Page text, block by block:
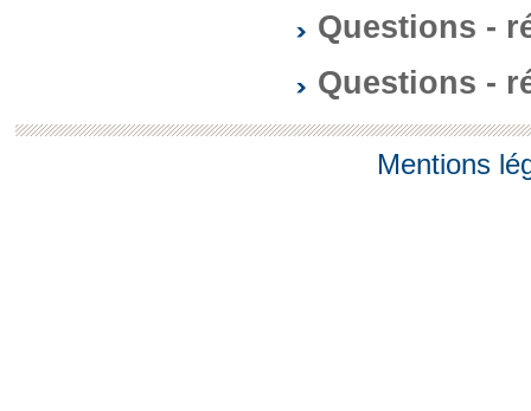
Questions -
Questions -
Mentions